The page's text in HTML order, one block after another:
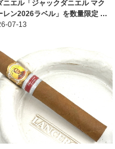
ニエル「ジャックダニエル マク
レン2026ラベル」を数量限定 …
07-13